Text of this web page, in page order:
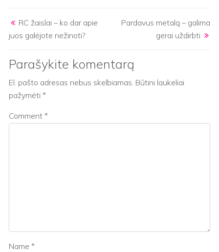
RC žaislai – ko dar apie
juos galėjote nežinoti?
Pardavus metalą – galima
gerai uždirbti
Parašykite komentarą
El. pašto adresas nebus skelbiamas. Būtini laukeliai
pažymėti *
Comment *
Name *